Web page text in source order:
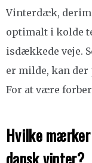
Vinterdæk,
optimalt i kolde
isdækkede veje.
er milde, kan der
For at være
Hvilke
dansk vinter?